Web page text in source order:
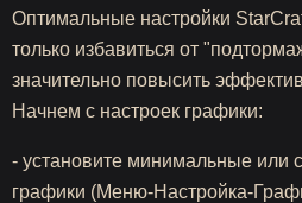
Оптимальные настройки
только избавиться от
значительно повысить
Начнем с настроек графики:
- установите минимальные или
графики (Меню-Настройка-